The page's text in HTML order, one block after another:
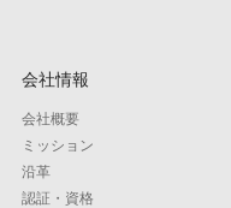
会社情報
会社概要
ミッション
沿革
認証・資格